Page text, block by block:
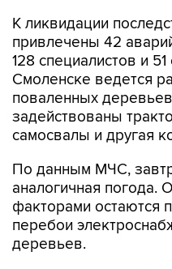
К ликвидации
привлечены 42
128 специалистов и
Смоленске ведется
поваленных
задействованы
самосвалы и другая
По данным МЧС,
аналогичная погода.
факторами остаются
перебои
деревьев.